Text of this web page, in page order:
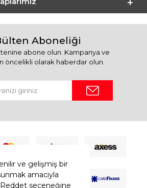
ve gelişmiş bir
amacıyla
seçeneğine
Aboneliği
abone olun. Kampanya ve
öncelikli olarak haberdar olun.